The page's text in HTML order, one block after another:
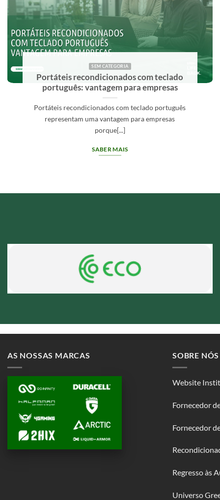
SEM CATEGORIA
Fornecedor de computadores para
empresas: critérios de escolha
Um fornecedor de computadores para empresas
deve oferecer mais do que[...]
AS NOSSAS MARCAS SOBRE NÓS
Website
Fornecedor
Fornecedor
Regresso às
Universo